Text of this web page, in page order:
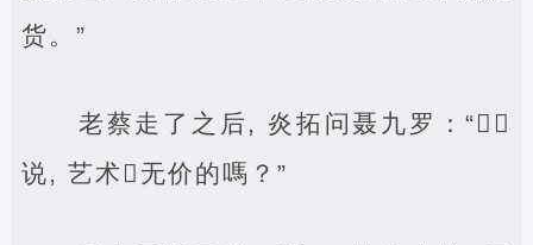
货。”
老蔡走了之后, 炎拓问聂九罗：“‌‌
说, 艺术‌无价的嗎？”